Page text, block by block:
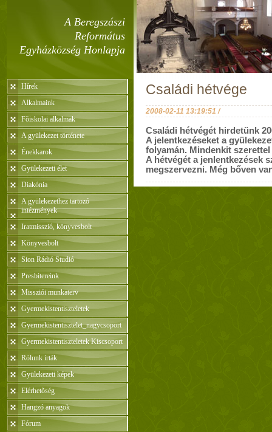
A Beregszászi
Református
Egyházközség Honlapja
Hírek
Alkalmaink
Fõiskolai alkalmak
A gyülekezet története
Énekkarok
Gyülekezeti élet
Diakónia
A gyülekezethez tartozó
intézmények
Iratmisszió, könyvesbolt
Könyvesbolt
Sion Rádió Studió
Presbitereink
Missziói munkaterv
Gyermekistentiszteletek
Gyermekistentisztelet_nagycsoport
Gyermekistentiszteletek Kiscsoport
Rólunk írták
Gyülekezeti képek
Elérhetõség
Hangzó anyagok
Fórum
Családi hétvége
2008-02-11 13:19:51 /
Családi hétvégét hirdetünk
A jelentkezéseket a
folyamán. Mindenkit
A hétvégét a jenlentkezések
megszervezni. Még bőven